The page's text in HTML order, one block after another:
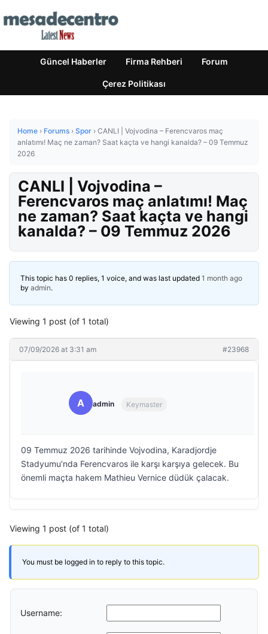
Güncel Haberler Firma Rehberi Forum
Çerez Politikası
Home › Forums › Spor › CANLI | Vojvodina – Ferencvaros maç
anlatımı! Maç ne zaman? Saat kaçta ve hangi kanalda? – 09 Temmuz
2026
CANLI | Vojvodina –
Ferencvaros maç anlatımı! Maç
ne zaman? Saat kaçta ve hangi
kanalda? – 09 Temmuz 2026
This topic has 0 replies, 1 voice, and was last updated 1 month ago
by admin.
Viewing 1 post (of 1 total)
07/09/2026 at 3:31 am #23968
A admin Keymaster
09 Temmuz 2026 tarihinde Vojvodina, Karadjordje
Stadyumu’nda Ferencvaros ile karşı karşıya gelecek. Bu
önemli maçta hakem Mathieu Vernice düdük çalacak.
Viewing 1 post (of 1 total)
You must be logged in to reply to this topic.
Username: